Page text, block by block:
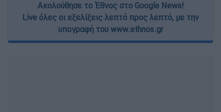
Ακολούθησε το Έθνος στο Google News!
Live όλες οι εξελίξεις λεπτό προς λεπτό, με την
υπογραφή του www.ethnos.gr